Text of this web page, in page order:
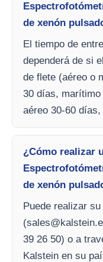
de xenón
El tiempo de
dependerá de si
de flete (aéreo o
30 días,
aéreo 30-60
¿Cómo realizar
de xenón
Puede realizar
(
39 26 50) o a
Kalstein en su